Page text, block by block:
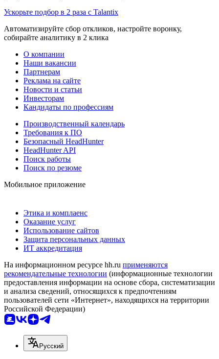
Ускорьте подбор в 2 раза с Talantix
Автоматизируйте сбор откликов, настройте воронку,
собирайте аналитику в 2 клика
О компании
Наши вакансии
Партнерам
Реклама на сайте
Новости и статьи
Инвесторам
Кандидаты по профессиям
Производственный календарь
Требования к ПО
Безопасный HeadHunter
HeadHunter API
Поиск работы
Поиск по резюме
Мобильное приложение
Этика и комплаенс
Оказание услуг
Использование сайтов
Защита персональных данных
ИТ аккредитация
На информационном ресурсе hh.ru применяются
рекомендательные технологии (информационные технологии
предоставления информации на основе сбора, систематизации
и анализа сведений, относящихся к предпочтениям
пользователей сети «Интернет», находящихся на территории
Российской Федерации)
Русский